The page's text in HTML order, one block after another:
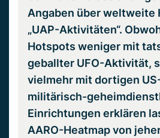
Angaben über weltweite
„UAP-Aktivitäten“.
Hotspots weniger mit
geballter UFO-Aktivität,
vielmehr mit dortigen
militärisch-
Einrichtungen erklären
AARO-Heatmap von